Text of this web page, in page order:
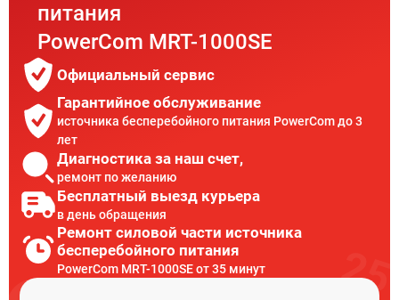
питания
PowerCom MRT-1000SE
Официальный сервис
Гарантийное обслуживание
источника бесперебойного питания PowerCom до 3
лет
Диагностика за наш счет,
ремонт по желанию
Бесплатный выезд курьера
в день обращения
Ремонт силовой части источника
бесперебойного питания
PowerCom MRT-1000SE от 35 минут